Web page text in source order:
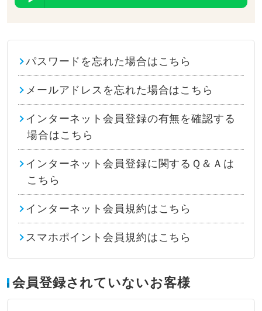
パスワードを忘れた場合はこちら
メールアドレスを忘れた場合はこちら
インターネット会員登録の有無を確認する
場合はこちら
インターネット会員登録に関するＱ＆Ａは
こちら
インターネット会員規約はこちら
スマホポイント会員規約はこちら
会員登録されていないお客様